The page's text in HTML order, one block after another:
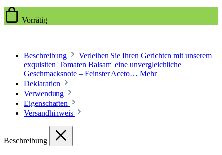
Vorrätig
Beschreibung
Verleihen Sie Ihren Gerichten mit unserem
exquisiten 'Tomaten Balsam' eine unvergleichliche
Geschmacksnote – Feinster Aceto… Mehr
Deklaration
Verwendung
Eigenschaften
Versandhinweis
Beschreibung